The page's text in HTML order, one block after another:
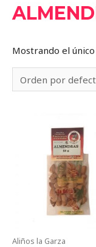
Mostrando el
Aliños la Garza